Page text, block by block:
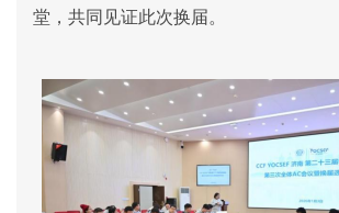
堂，共同见证此次换届。